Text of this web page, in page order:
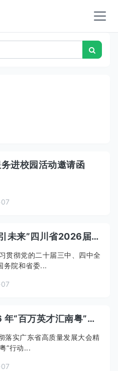
进校园活动邀请函
4月10日“春风送岗 职引未来”四川省2026届高校毕业生春季大型招聘会邀请函
贯彻党的二十届三中、四中全
务院和省委...
2026年4月17日2026 年“百万英才汇南粤”暨“百城千校万企促就业”行动——“百校同心·千企万岗”暨南大学专场招聘会邀请函
实广东省高质量发展大会精
”行动...